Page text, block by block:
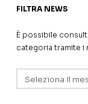
FILTRA NEWS
È possibile
categoria tramite i